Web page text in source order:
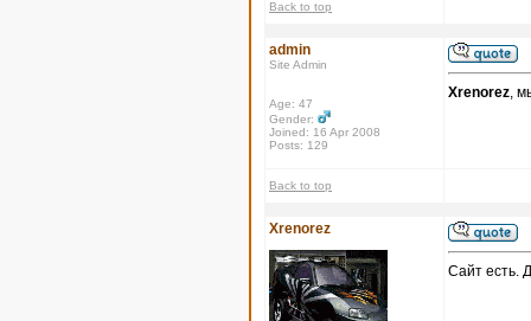
Back to top
admin
Site Admin
Age: 47
Gender:
Joined: 16 Apr 2008
Posts: 129
Xrenorez,
Back to top
Xrenorez
Сайт есть.